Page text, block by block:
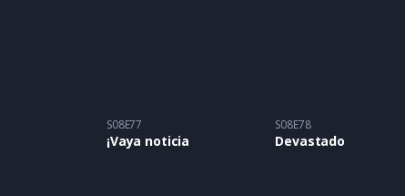
S08E77
¡Vaya noticia
S08E78
Devastado